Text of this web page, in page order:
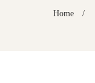
Home